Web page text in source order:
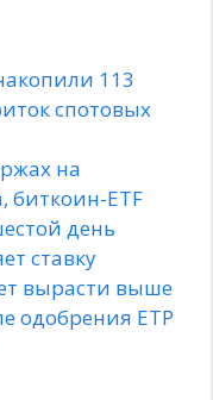
113
спотовых
на
биткоин-ETF
день
ставку
вырасти выше
одобрения ETP